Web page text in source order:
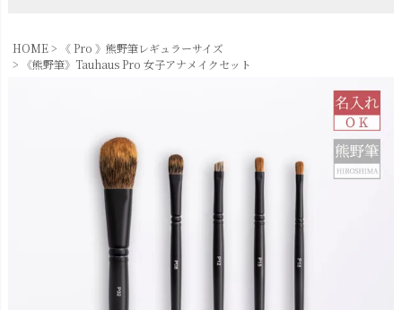
HOME
《 Pro 》熊野筆レギュラーサイズ
《熊野筆》Tauhaus Pro 女子アナメイクセット